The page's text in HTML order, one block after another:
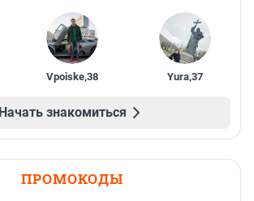
Vpoiske,38 Yura,37
Начать знакомиться
ПРОМОКОДЫ